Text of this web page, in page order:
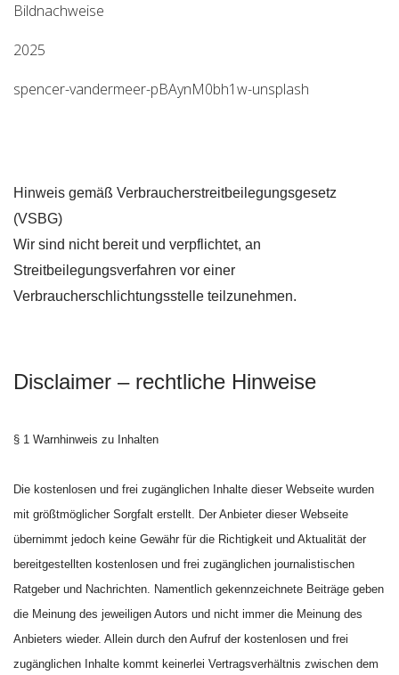
Bildnachweise
2025
spencer-vandermeer-pBAynM0bh1w-unsplash
Hinweis gemäß Verbraucherstreitbeilegungsgesetz
(VSBG)
Wir sind nicht bereit und verpflichtet, an
Streitbeilegungsverfahren vor einer
Verbraucherschlichtungsstelle teilzunehmen.
Disclaimer – rechtliche Hinweise
§ 1 Warnhinweis zu Inhalten
Die kostenlosen und frei zugänglichen Inhalte dieser Webseite wurden
mit größtmöglicher Sorgfalt erstellt. Der Anbieter dieser Webseite
übernimmt jedoch keine Gewähr für die Richtigkeit und Aktualität der
bereitgestellten kostenlosen und frei zugänglichen journalistischen
Ratgeber und Nachrichten. Namentlich gekennzeichnete Beiträge geben
die Meinung des jeweiligen Autors und nicht immer die Meinung des
Anbieters wieder. Allein durch den Aufruf der kostenlosen und frei
zugänglichen Inhalte kommt keinerlei Vertragsverhältnis zwischen dem